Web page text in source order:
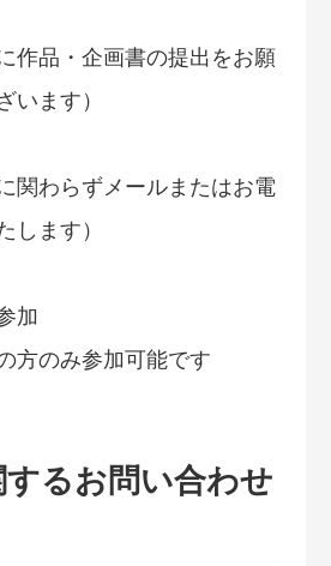
作品・企画書の提出をお願
います）
関わらずメールまたはお電
します）
加
方のみ参加可能です
るお問い合わせ